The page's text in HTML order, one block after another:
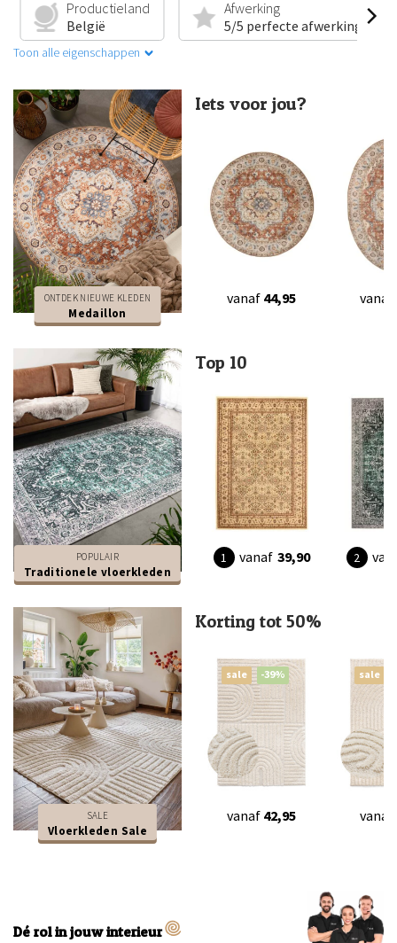
Productieland
België
Afwerking
5/5 perfecte afwerking
Toon alle eigenschappen
ONTDEK NIEUWE KLEDEN
Medaillon
Iets voor jou?
vanaf 44,95 vanaf
POPULAIR
Traditionele vloerkleden
Top 10
vanaf 39,90
SALE
Vloerkleden Sale
Korting tot 50%
sale -39%
vanaf 42,95
sale
vanaf
Dé rol in jouw interieur